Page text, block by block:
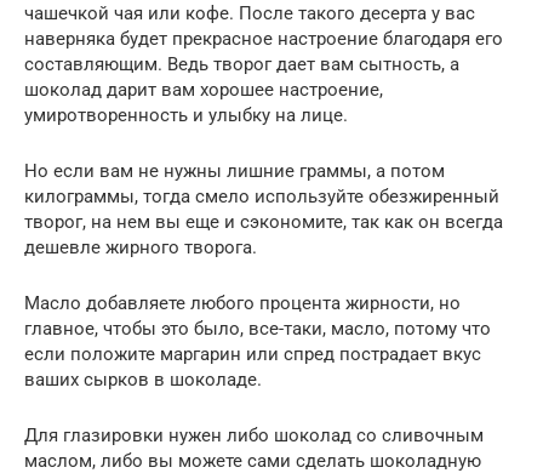
чашечкой чая или кофе. После такого десерта у вас
наверняка будет прекрасное настроение благодаря его
составляющим. Ведь творог дает вам сытность, а
шоколад дарит вам хорошее настроение,
умиротворенность и улыбку на лице.
Но если вам не нужны лишние граммы, а потом
килограммы, тогда смело используйте обезжиренный
творог, на нем вы еще и сэкономите, так как он всегда
дешевле жирного творога.
Масло добавляете любого процента жирности, но
главное, чтобы это было, все-таки, масло, потому что
если положите маргарин или спред пострадает вкус
ваших сырков в шоколаде.
Для глазировки нужен либо шоколад со сливочным
маслом, либо вы можете сами сделать шоколадную